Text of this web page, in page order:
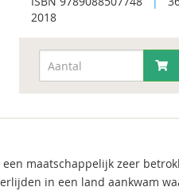
2018
een maatschappelijk zeer
in een land aankwam